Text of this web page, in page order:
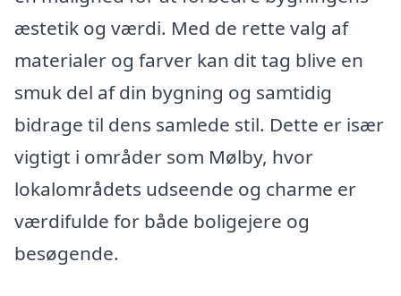
æstetik og værdi. Med de rette valg af
materialer og farver kan dit tag blive en
smuk del af din bygning og samtidig
bidrage til dens samlede stil. Dette er især
vigtigt i områder som Mølby, hvor
lokalområdets udseende og charme er
værdifulde for både boligejere og
besøgende.